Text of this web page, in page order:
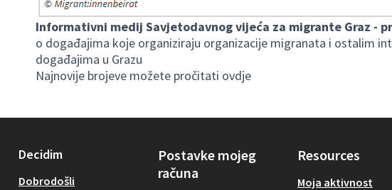
Informativni medij Savjetodavnog vijeća za migrante Graz -
o događajima koje organiziraju organizacije migranata i ostalim
događajima u Grazu
Najnovije brojeve možete pročitati ovdje
Decidim
Dobrodošli
Postavke mojeg
računa
Resources
Moja aktivnost